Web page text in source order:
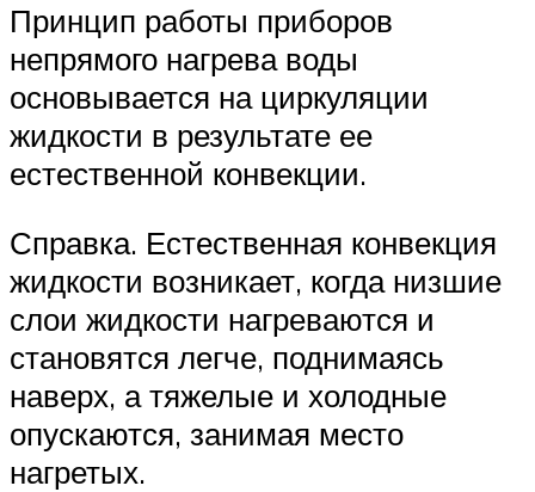
Принцип работы приборов
непрямого нагрева воды
основывается на циркуляции
жидкости в результате ее
естественной конвекции.
Справка. Естественная конвекция
жидкости возникает, когда низшие
слои жидкости нагреваются и
становятся легче, поднимаясь
наверх, а тяжелые и холодные
опускаются, занимая место
нагретых.